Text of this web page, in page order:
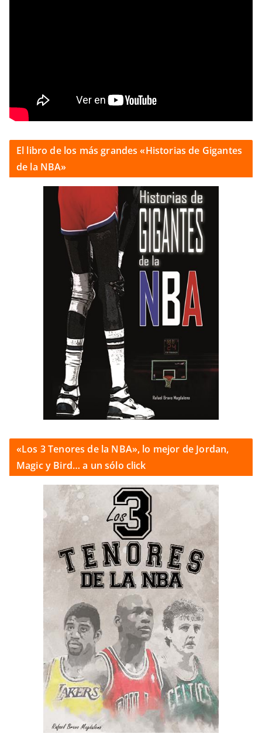
El libro de los más grandes «Historias de Gigantes
de la NBA»
«Los 3 Tenores de la NBA», lo mejor de Jordan,
Magic y Bird… a un sólo click